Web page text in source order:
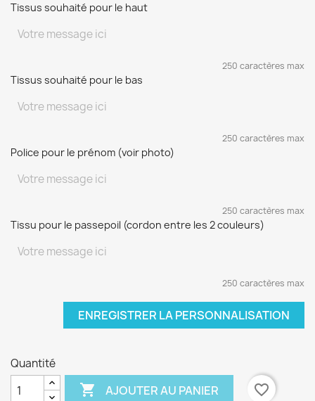
Tissus souhaité pour le haut
250 caractères max
Tissus souhaité pour le bas
250 caractères max
Police pour le prénom (voir photo)
250 caractères max
Tissu pour le passepoil (cordon entre les 2 couleurs)
250 caractères max
ENREGISTRER LA PERSONNALISATION
Quantité
 AJOUTER AU PANIER
favorite_border